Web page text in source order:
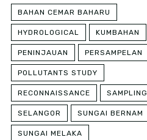
BAHAN CEMAR BAHARU
HYDROLOGICAL KUMBAHAN
PENINJAUAN PERSAMPELAN
POLLUTANTS STUDY
RECONNAISSANCE SAMPLING
SELANGOR SUNGAI BERNAM
SUNGAI MELAKA